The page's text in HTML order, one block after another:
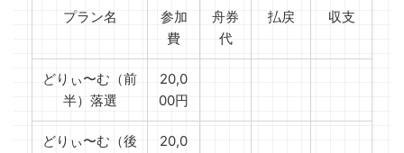
プラン名
参加
費
舟券
代
払戻 収支
どりぃ〜む（前
半）落選
20,0
00円
どりぃ〜む（後
20,0